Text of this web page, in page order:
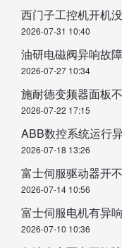
西门子工控机开机
2026-07-31 10:40
油研电磁阀异响故
2026-07-27 10:34
施耐德变频器面板
2026-07-22 17:15
ABB数控系统运行
2026-07-18 13:26
富士伺服驱动器开
2026-07-14 10:56
富士伺服电机有异
2026-07-10 10:36